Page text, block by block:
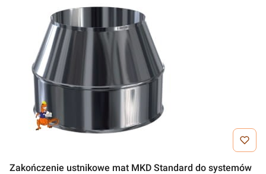
Zakończenie ustnikowe mat MKD Standard do systemów